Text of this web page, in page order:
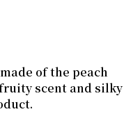
of the peach
scent and silky